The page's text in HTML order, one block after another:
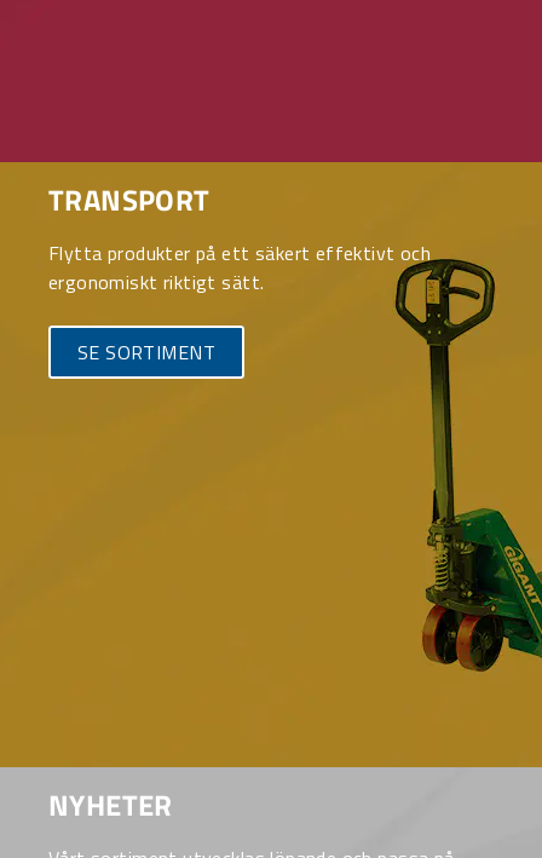
TRANSPORT
Flytta produkter på ett säkert effektivt och
ergonomiskt riktigt sätt.
SE SORTIMENT
NYHETER